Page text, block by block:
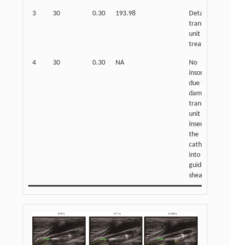
3 30 0.30 193.98
Detached
transducer
unit after
treatment
4 30 0.30 NA
No
insonation
due to the
damaged
transducer
unit while
inserting
the
catheter
into the
guide
sheath